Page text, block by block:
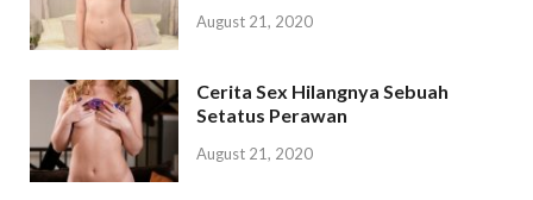
August 21, 2020
Cerita Sex Hilangnya Sebuah
Setatus Perawan
August 21, 2020